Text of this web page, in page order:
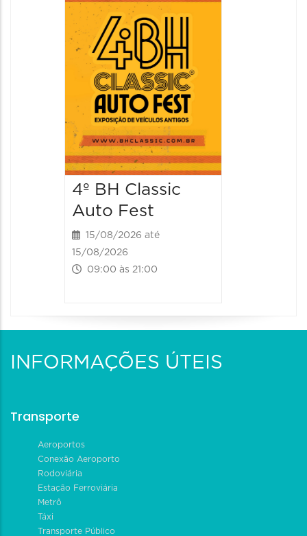
4º BH Classic
Auto Fest
15/08/2026 até
15/08/2026
09:00 às 21:00
INFORMAÇÕES ÚTEIS
Transporte
Aeroportos
Conexão Aeroporto
Rodoviária
Estação Ferroviária
Metrô
Táxi
Transporte Público